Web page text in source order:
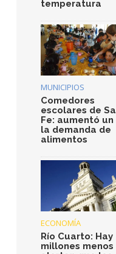
temperatura
MUNICIPIOS
Comedores
escolares de
Fe: aumentó un
la demanda de
alimentos
ECONOMÍA
Río Cuarto: Hay
millones menos